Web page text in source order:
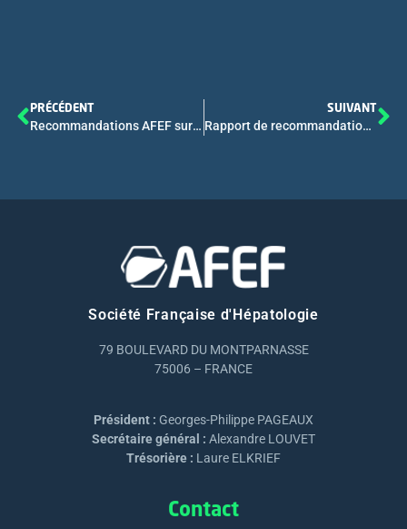
PRÉCÉDENT
Recommandations AFEF sur la prise en charge des hépatites virales C
SUIVANT
Rapport de recommandations 2016
Société Française d'Hépatologie
79 BOULEVARD DU MONTPARNASSE
75006 – FRANCE
Président : Georges-Philippe PAGEAUX
Secrétaire général : Alexandre LOUVET
Trésorière : Laure ELKRIEF
Contact